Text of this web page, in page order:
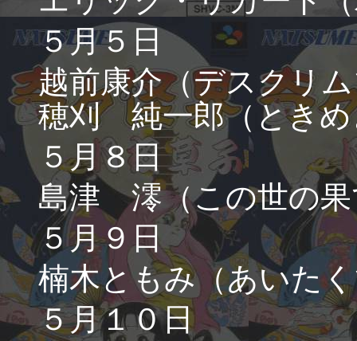
５月５日
越前康介（デスクリ
穂刈 純一郎（ときめ
５月８日
島津 澪（この世の果
５月９日
楠木ともみ（あいた
５月１０日